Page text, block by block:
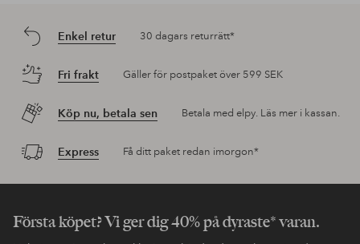
Enkel retur 30 dagars returrätt*
Fri frakt Gäller för postpaket över 599 SEK
Köp nu, betala sen Betala med elpy. Läs mer i kassan.
Express Få ditt paket redan imorgon*
Första köpet? Vi ger dig 40% på dyraste* varan.